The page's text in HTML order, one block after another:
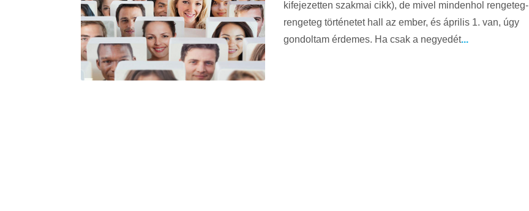
kifejezetten szakmai cikk), de mivel mindenhol rengeteg-
rengeteg történetet hall az ember, és április 1. van, úgy
gondoltam érdemes. Ha csak a negyedét...